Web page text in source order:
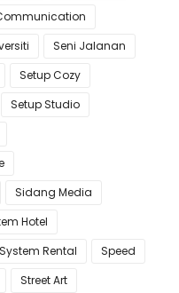
Seni Jalanan
Setup Cozy
Setup Studio
Sidang Media
Hotel
Rental
Speed
Street Art